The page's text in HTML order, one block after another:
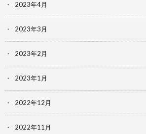
2023年4月
2023年3月
2023年2月
2023年1月
2022年12月
2022年11月